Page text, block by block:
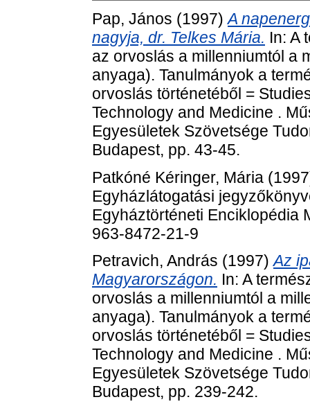
Pap, János (1997)A
nagyja, dr. Telkes Mária. In: A
az orvoslás a millenniumtól a
anyaga). Tanulmányok a
orvoslás történetéből =
Technology and Medicine .
Egyesületek Szövetsége
Budapest, pp. 43-45.
Patkóné Kéringer, Mária
Egyházlátogatási
Egyháztörténeti Enciklopédia
963-8472-21-9
Petravich, András (1997)Az
Magyarországon. In: A
orvoslás a millenniumtól a
anyaga). Tanulmányok a
orvoslás történetéből =
Technology and Medicine .
Egyesületek Szövetsége
Budapest, pp. 239-242.